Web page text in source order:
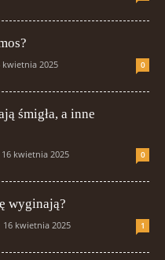
kwietnia 2025 0
śmigła, a inne
16 kwietnia 2025 0
wyginają?
16 kwietnia 2025 1